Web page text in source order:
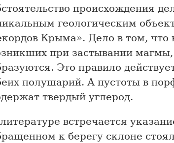
происхождения
геологическим
Крыма». Дело в том, что
при застывании
Это правило
полушарий. А пустоты в
твердый углерод.
встречается
к берегу склоне